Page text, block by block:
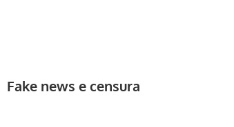
Fake news e censura